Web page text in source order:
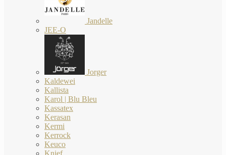
Jandelle
JEE-O
Jorger
Kaldewei
Kallista
Karol | Blu Bleu
Kassatex
Kerasan
Kermi
Kerrock
Keuco